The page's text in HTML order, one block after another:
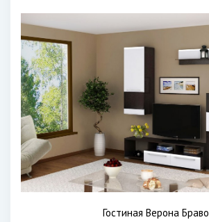
Гостиная Верона Браво